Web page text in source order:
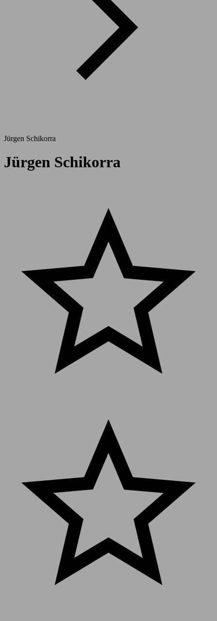
Jürgen Schikorra
Jürgen Schikorra